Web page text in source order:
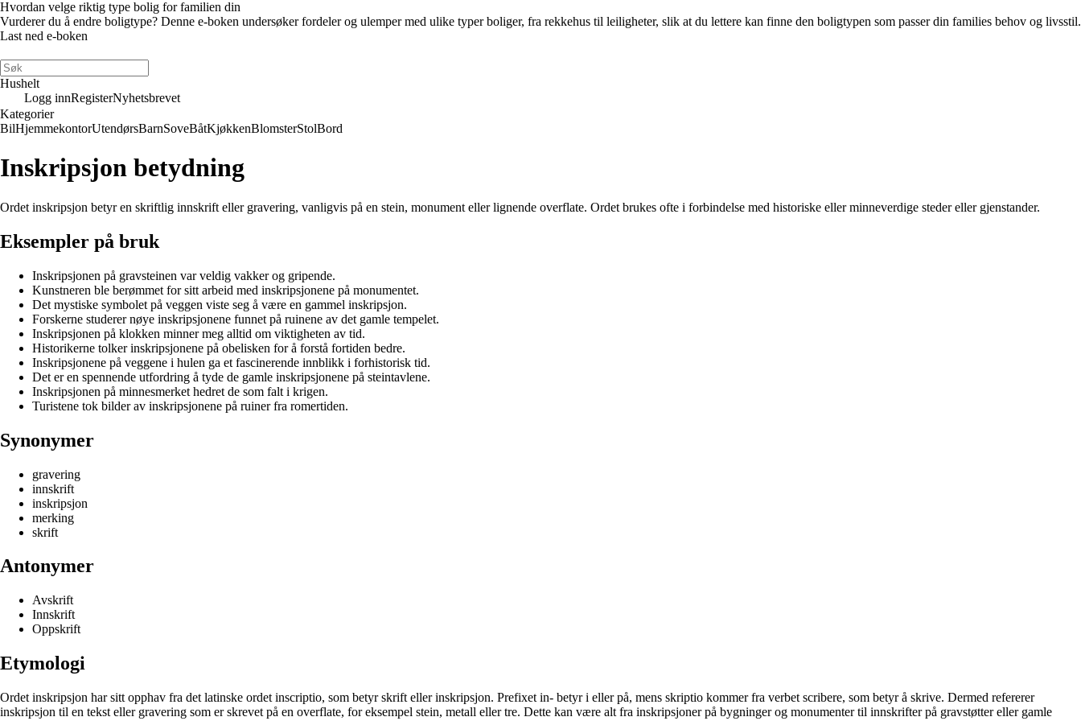
Hvordan velge riktig type bolig for familien din
Vurderer du å endre boligtype? Denne e-boken undersøker fordeler og ulemper med ulike typer boliger, fra rekkehus til leiligheter, slik at du lettere kan finne den boligtypen som passer din families behov og livsstil.
Last ned e-boken
Hushelt
Logg innRegisterNyhetsbrevet
Kategorier
BilHjemmekontorUtendørsBarnSoveBåtKjøkkenBlomsterStolBord
Inskripsjon betydning
Ordet inskripsjon betyr en skriftlig innskrift eller gravering, vanligvis på en stein, monument eller lignende overflate. Ordet brukes ofte i forbindelse med historiske eller minneverdige steder eller gjenstander.
Eksempler på bruk
Inskripsjonen på gravsteinen var veldig vakker og gripende.
Kunstneren ble berømmet for sitt arbeid med inskripsjonene på monumentet.
Det mystiske symbolet på veggen viste seg å være en gammel inskripsjon.
Forskerne studerer nøye inskripsjonene funnet på ruinene av det gamle tempelet.
Inskripsjonen på klokken minner meg alltid om viktigheten av tid.
Historikerne tolker inskripsjonene på obelisken for å forstå fortiden bedre.
Inskripsjonene på veggene i hulen ga et fascinerende innblikk i forhistorisk tid.
Det er en spennende utfordring å tyde de gamle inskripsjonene på steintavlene.
Inskripsjonen på minnesmerket hedret de som falt i krigen.
Turistene tok bilder av inskripsjonene på ruiner fra romertiden.
Synonymer
gravering
innskrift
inskripsjon
merking
skrift
Antonymer
Avskrift
Innskrift
Oppskrift
Etymologi
Ordet inskripsjon har sitt opphav fra det latinske ordet inscriptio, som betyr skrift eller inskripsjon. Prefixet in- betyr i eller på, mens skriptio kommer fra verbet scribere, som betyr å skrive. Dermed refererer
inskripsjon til en tekst eller gravering som er skrevet på en overflate, for eksempel stein, metall eller tre. Dette kan være alt fra inskripsjoner på bygninger og monumenter til innskrifter på gravstøtter eller gamle